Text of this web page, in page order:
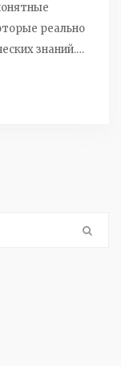
реально
знаний.
хостинга и